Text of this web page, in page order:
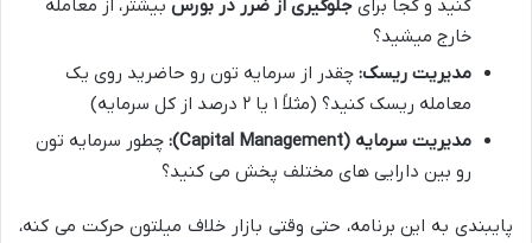
کنید و کجا برای جلوگیری از ضرر در بورس بیشتر، از معامله
خارج میشید؟
مدیریت ریسک: چقدر از سرمایه تون رو حاضرید روی یک
معامله ریسک کنید؟ (مثلاً ۱ یا ۲ درصد از کل سرمایه)
مدیریت سرمایه (Capital Management):
چطور سرمایه تون
رو بین دارایی های مختلف پخش می کنید؟
پایبندی به این برنامه، حتی وقتی بازار خلاف میلتون حرکت می کنه،